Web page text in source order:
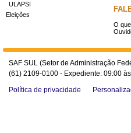
ULAPSI
Eleições
O
SAF SUL (Setor de Administração
(61) 2109-0100 - Expediente: 09:00
Política de privacidade